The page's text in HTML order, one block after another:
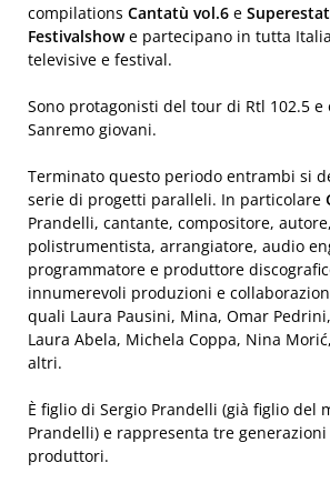
compilations Cantatù vol.6 e
Festivalshowe partecipano in tutta
televisive e festival.
Sono protagonisti del tour di Rtl 102.5
Sanremo giovani.
Terminato questo periodo entrambi si
serie di progetti paralleli. In particolare
Prandelli, cantante, compositore,
polistrumentista, arrangiatore, audio
programmatore e produttore
innumerevoli produzioni e
quali Laura Pausini, Mina, Omar
Laura Abela, Michela Coppa, Nina
altri.
È figlio di Sergio Prandelli (già figlio del
Prandelli) e rappresenta tre
produttori.